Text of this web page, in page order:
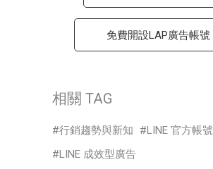
免費開設LAP廣告帳號
相關 TAG
行銷趨勢與新知
LINE 官方帳號
LINE 成效型廣告